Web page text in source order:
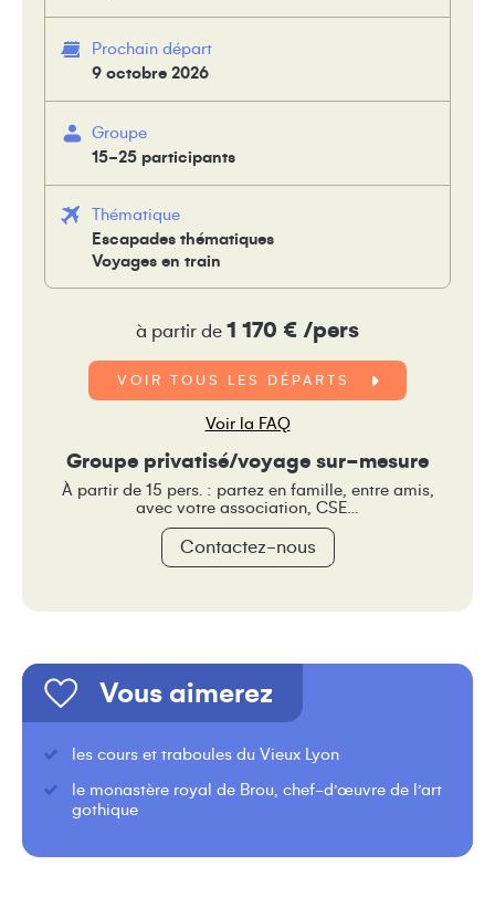
Prochain départ
9 octobre 2026
Groupe
15-25 participants
Thématique
Escapades thématiques
Voyages en train
à partir de 1 170 € /pers
VOIR TOUS LES DÉPARTS
Voir la FAQ
Groupe privatisé/voyage sur-mesure
À partir de 15 pers. : partez en famille, entre amis,
avec votre association, CSE…
Contactez-nous
Vous aimerez
les cours et traboules du Vieux Lyon
le monastère royal de Brou, chef-d’œuvre de l’art
gothique